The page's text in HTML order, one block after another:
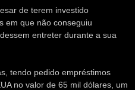
de terem investido
em que não conseguiu
entreter durante a sua
tendo pedido empréstimos
no valor de 65 mil dólares, um